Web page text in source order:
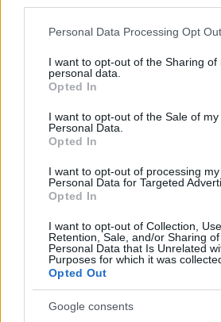
Please note that this website/app uses
not limited to your visit or usage
grant or deny consent to Google and
use your data for below specified
consent section.
Personal Data Processing Opt
I want to opt-out of the Sharing of
personal data.
Opted In
I want to opt-out of the Sale of my
Personal Data.
Opted In
I want to opt-out of processing my
Personal Data for Targeted
Opted In
I want to opt-out of Collection, Use,
Retention, Sale, and/or Sharing
Personal Data that Is Unrelated
Purposes for which it was
Opted Out
Google consents